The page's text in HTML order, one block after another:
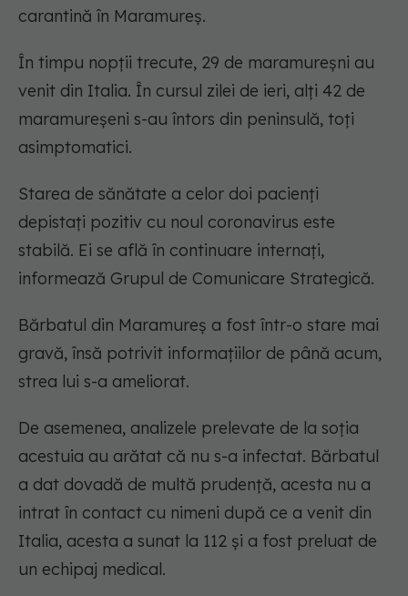
carantină în Maramureș.
În timpu nopții trecute, 29 de maramureșni au
venit din Italia. În cursul zilei de ieri, alți 42 de
maramureșeni s-au întors din peninsulă, toți
asimptomatici.
Starea de sănătate a celor doi pacienţi
depistaţi pozitiv cu noul coronavirus este
stabilă. Ei se află în continuare internați,
informează Grupul de Comunicare Strategică.
Bărbatul din Maramureș a fost într-o stare mai
gravă, însă potrivit informațiilor de până acum,
strea lui s-a ameliorat.
De asemenea, analizele prelevate de la soția
acestuia au arătat că nu s-a infectat. Bărbatul
a dat dovadă de multă prudență, acesta nu a
intrat în contact cu nimeni după ce a venit din
Italia, acesta a sunat la 112 și a fost preluat de
un echipaj medical.